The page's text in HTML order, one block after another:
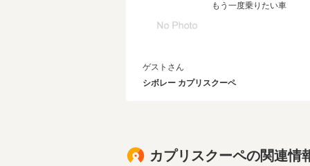
もう一度乗りたい車
ゲストさん
シボレー カプリスクーペ
カプリスクーペの関連情